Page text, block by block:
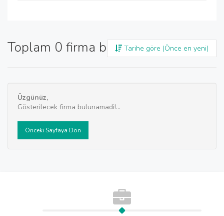
Toplam 0 firma bulunduTarihe göre (Önce en yeni)
Üzgünüz,
Gösterilecek firma bulunamadi!...
Önceki Sayfaya Dön